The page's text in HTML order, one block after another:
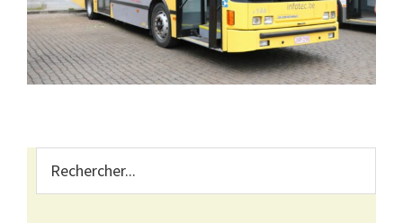
Primary
Sidebar